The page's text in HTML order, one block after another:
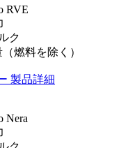
RVE
ク
燃料を除く）
製品詳細
Nera